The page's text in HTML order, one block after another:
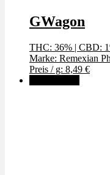
GWagon
THC: 36% | CBD:
Marke: Remexian
Preis / g: 8,49 €